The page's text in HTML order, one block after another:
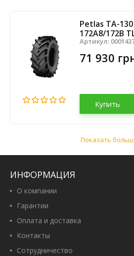
Petlas TA-
172A8/172B
Артикул:
71 930
Купить
Артикул:
Показать
ИНФОРМАЦИЯ
О компании
Гарантии
Оплата и доставка
Контакты
Сотрудничество